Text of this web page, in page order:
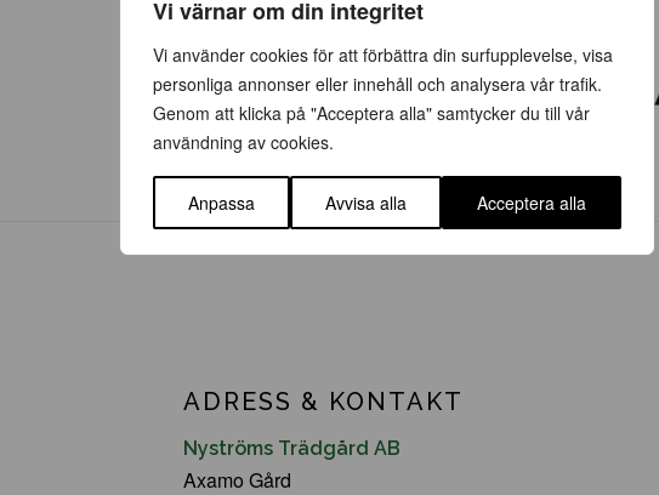
Vi värnar om din integritet
Vi använder cookies för att förbättra din surfupplevelse, visa
personliga annonser eller innehåll och analysera vår trafik.
Genom att klicka på "Acceptera alla" samtycker du till vår
användning av cookies.
Anpassa Avvisa alla Acceptera alla
ADRESS & KONTAKT
Nyströms Trädgård AB
Axamo Gård